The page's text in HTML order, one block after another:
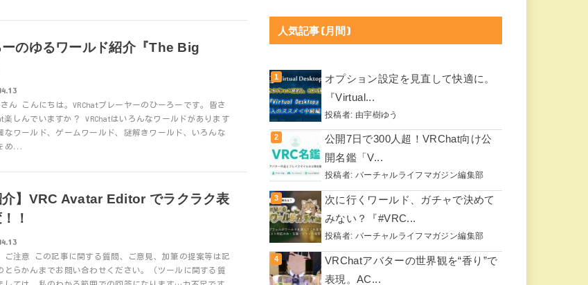
のゆるワールド紹介『The Big
ん こんにちは。VRChatプレーヤーのひーろーです。皆さ
楽しんでいますか？ VRChatはいろんなワールドがあります
なワールド、ゲームワールド、謎解きワールド、いろんな
め...
介】VRC Avatar Editor でラクラク表
！
注意 この記事に関する質問、ご意見、加筆の提案等は記
とらかんまでお問い合わせください。（ツールに関する質
人気記事(月間)
オプション設定を見直して快適に。
『Virtual...
投稿者: 由宇樹ゆう
公開7日で300人超！VRChat向け公
開名鑑「V...
投稿者: バーチャルライフマガジン編集部
次に行くワールド、ガチャで決めて
みない？『#VRC...
投稿者: バーチャルライフマガジン編集部
VRChatアバターの世界観を“香り”で
表現。AC...